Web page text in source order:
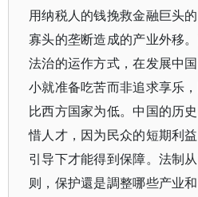
用纳税人的钱挽救金融巨头
寡头的垄断造成的产业外移
法治的运作方式，在发展中
小就准备吃苦而非追求享乐
比西方国家为低。中国的历
惜人才，因为民众的短期利
引导下才能得到保障。法制
则，保护還是調整哪些产业